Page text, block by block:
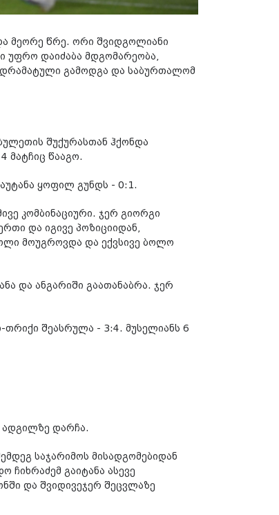
მეორე წრე. ორი შვიდგოლიანი
უფრო დაიძაბა მდგომარეობა,
გამოდგა და საბურთალომ
შუქურასთან ჰქონდა
მატჩიც წააგო.
ყოფილ გუნდს - 0:1.
კომბინაციური. ჯერ გიორგი
და იგივე პოზიციიდან,
მოუგროვდა და ექვსივე ბოლო
და ანგარიში გაათანაბრა. ჯერ
თრიქი შეასრულა - 3:4. მუსელიანს 6
ადგილზე დარჩა.
საჯარიმოს მისადგომებიდან
ჩიხრაძემ გაიტანა ასევე
და შვიდივეჯერ შეცვლაზე